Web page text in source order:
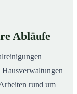
Abläufe
Hausverwaltungen
rund um